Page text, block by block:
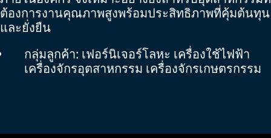
ต้องการงานคุณภาพสูงพร้อมประสิทธิภาพที่คุ้มต้นทุน
และยั่งยืน
กลุ่มลูกค้า: เฟอร์นิเจอร์โลหะ เครื่องใช้ไฟฟ้า
เครื่องจักรอุตสาหกรรม เครื่องจักรเกษตรกรรม